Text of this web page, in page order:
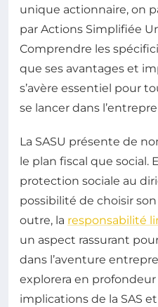
unique actionnaire, on
par Actions Simplifiée
Comprendre les
que ses avantages et
s’avère essentiel pour
se lancer dans
La SASU présente de
le plan fiscal que social.
protection sociale au
possibilité de choisir
outre, la responsabilité
un aspect rassurant
dans l’aventure
explorera en
implications de la SAS et